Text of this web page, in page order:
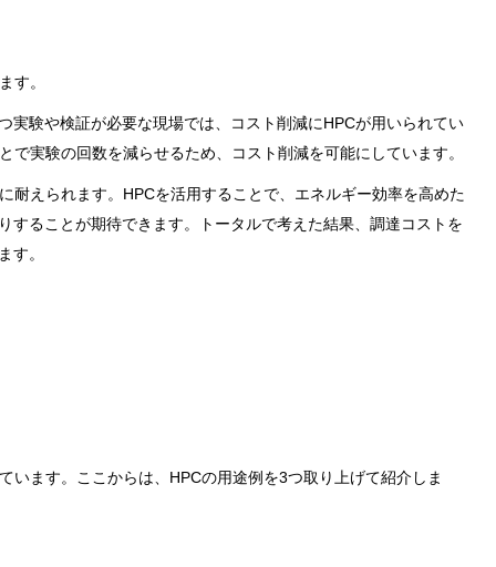
す。
実験や検証が必要な現場では、コスト削減にHPCが用いられてい
で実験の回数を減らせるため、コスト削減を可能にしています。
耐えられます。HPCを活用することで、エネルギー効率を高めた
することが期待できます。トータルで考えた結果、調達コストを
す。
います。ここからは、HPCの用途例を3つ取り上げて紹介しま